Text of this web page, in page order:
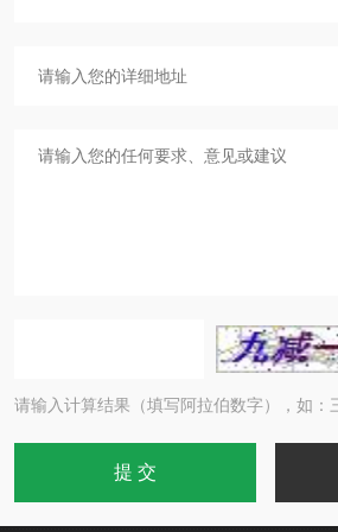
请输入计算结果（填写阿拉伯数字），如：